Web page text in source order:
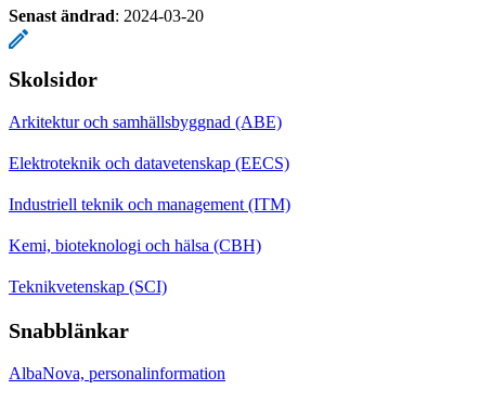
Senast ändrad: 2024-03-20
Skolsidor
Arkitektur och samhällsbyggnad (ABE)
Elektroteknik och datavetenskap (EECS)
Industriell teknik och management (ITM)
Kemi, bioteknologi och hälsa (CBH)
Teknikvetenskap (SCI)
Snabblänkar
AlbaNova, personalinformation